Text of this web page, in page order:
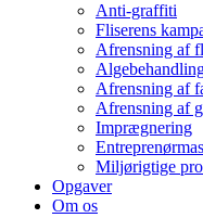
Anti-graffiti
Fliserens
Afrensning af
Afrensning af
Afrensning af
Imprægnering
Miljørigtige
Opgaver
Om os